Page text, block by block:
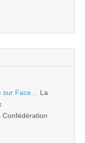
sur Face…
La
Confédération